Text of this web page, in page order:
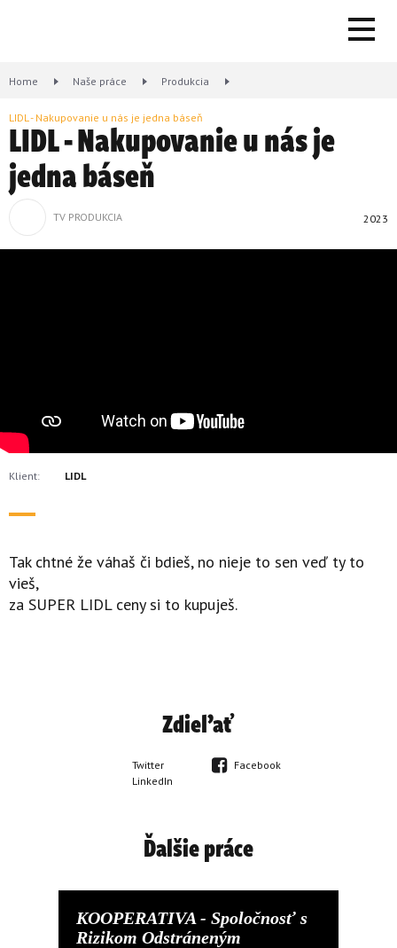
Home Naše práce Produkcia
LIDL - Nakupovanie u nás je jedna báseň
LIDL - Nakupovanie u nás je
jedna báseň
TV PRODUKCIA 2023
Klient: LIDL
Tak chtné že váhaš či bdieš, no nieje to sen veď ty to
vieš,
za SUPER LIDL ceny si to kupuješ.
Zdieľať
Twitter
Facebook
LinkedIn
Ďalšie práce
KOOPERATIVA - Spoločnosť s
Rizikom Odstráneným